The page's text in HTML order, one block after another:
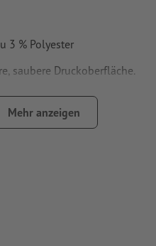
3 % Polyester
saubere Druckoberfläche.
Motiven bedruckbar
drehen, sodass der Druck
Mehr anzeigen